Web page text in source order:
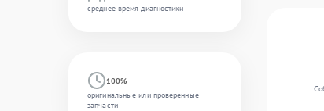
среднее время диагностики
100%
оригинальные или проверенные
запчасти